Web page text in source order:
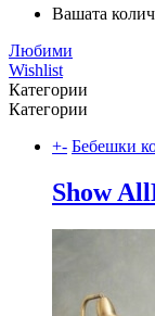
Вашата
Любими
Wishlist
Категории
Категории
+- Бебешки
Show All